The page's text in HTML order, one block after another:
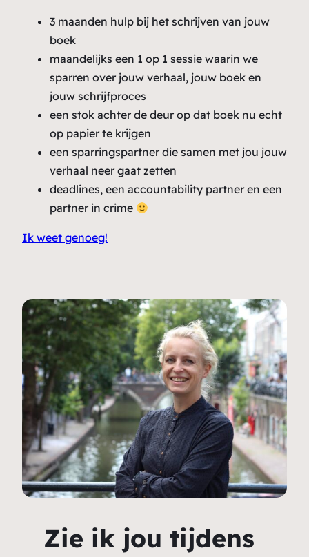
3 maanden hulp bij het schrijven van jouw
boek
maandelijks een 1 op 1 sessie waarin we
sparren over jouw verhaal, jouw boek en
jouw schrijfproces
een stok achter de deur op dat boek nu echt
op papier te krijgen
een sparringspartner die samen met jou jouw
verhaal neer gaat zetten
deadlines, een accountability partner en een
partner in crime
Ik weet genoeg!
Zie ik jou tijdens